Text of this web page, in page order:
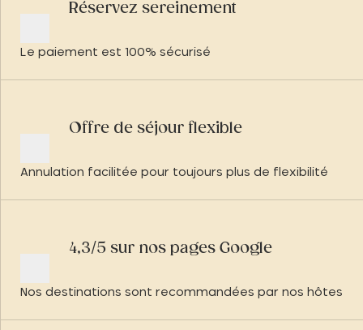
Réservez sereinement
Le paiement est 100% sécurisé
Offre de séjour flexible
Annulation facilitée pour toujours plus de flexibilité
4,3/5 sur nos pages Google
Nos destinations sont recommandées par nos hôtes